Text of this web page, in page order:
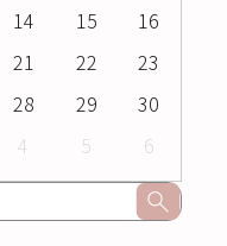
14 15
16
21 22
23
28 29
30
4 5 6